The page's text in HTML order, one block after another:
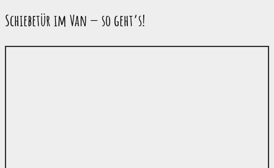
Schiebetür im Van — so geht’s!